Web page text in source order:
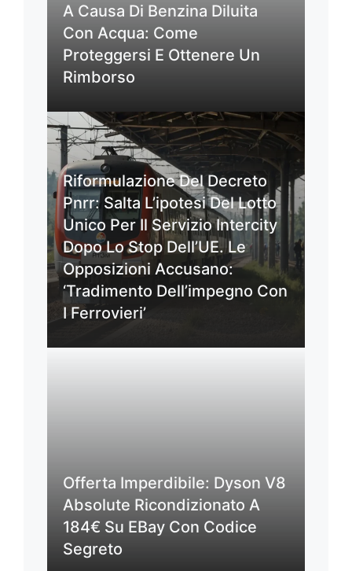
A Causa Di Benzina Diluita
Con Acqua: Come
Proteggersi E Ottenere Un
Rimborso
Riformulazione Del Decreto
Pnrr: Salta L’ipotesi Del Lotto
Unico Per Il Servizio Intercity
Dopo Lo Stop Dell’UE. Le
Opposizioni Accusano:
‘Tradimento Dell’impegno Con
I Ferrovieri’
Offerta Imperdibile: Dyson V8
Absolute Ricondizionato A
184€ Su EBay Con Codice
Segreto